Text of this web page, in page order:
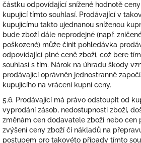
částku odpovídající snížené hodnotě
kupující tímto souhlasí. Prodávající v
kupujícímu takto ujednanou sníženou
bude zboží dále neprodejné (např.
poškozené) může činit pohledávka
odpovídající plné ceně zboží, což bere
souhlasí s tím. Nárok na úhradu škody
prodávající oprávněn jednostranně
kupujícího na vrácení kupní ceny.
5.6. Prodávající má právo odstoupit od
vyprodání zásob, nedostupnosti zboží,
změnám cen dodavatele zboží nebo cen
zvýšení ceny zboží či nákladů na
postupem pro takovéto případy tímto